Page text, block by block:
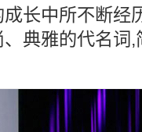
成长中所不断
典雅的代名词